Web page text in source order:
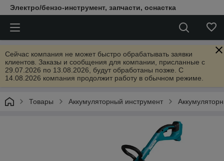
Электро/бензо-инструмент, запчасти, оснастка
Сейчас компания не может быстро обрабатывать заявки
клиентов. Заказы и сообщения для компании, присланные с
29.07.2026 по 13.08.2026, будут обработаны позже. С
14.08.2026 компания продолжит работу в обычном режиме.
Товары Аккумуляторный инструмент